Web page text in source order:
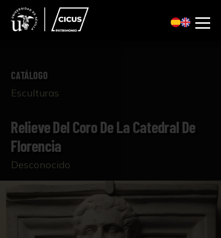
CATÁLOGO
Esculturas
Relieve Del Coro De La Catedral De
Florencia
Desconocido